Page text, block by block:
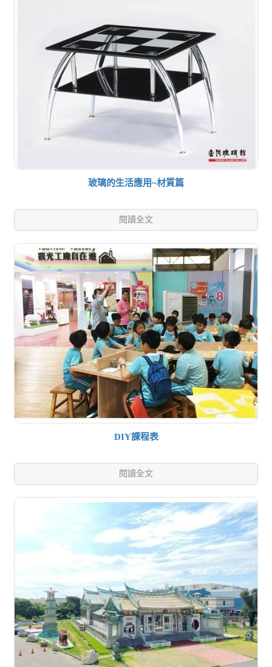
玻璃的生活應用~材質篇
閱讀全文
DIY課程表
閱讀全文